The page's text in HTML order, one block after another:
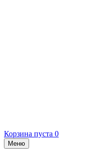
Корзина пуста 0
Меню